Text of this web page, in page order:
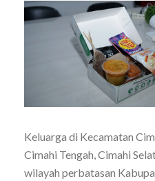
Keluarga di Kecamatan
Cimahi Tengah, Cimahi
wilayah perbatasan